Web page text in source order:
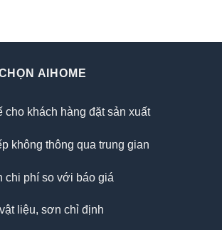
AIHOME
cho khách hàng đặt sản xuất
không thông qua trung gian
chi phí so với báo giá
liệu, sơn chỉ định